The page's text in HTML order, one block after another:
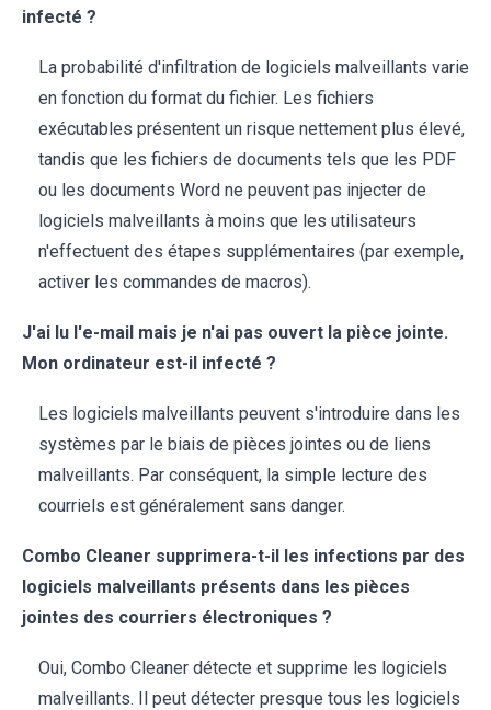
infecté ?
La probabilité d'infiltration de logiciels malveillants varie
en fonction du format du fichier. Les fichiers
exécutables présentent un risque nettement plus élevé,
tandis que les fichiers de documents tels que les PDF
ou les documents Word ne peuvent pas injecter de
logiciels malveillants à moins que les utilisateurs
n'effectuent des étapes supplémentaires (par exemple,
activer les commandes de macros).
J'ai lu l'e-mail mais je n'ai pas ouvert la pièce jointe.
Mon ordinateur est-il infecté ?
Les logiciels malveillants peuvent s'introduire dans les
systèmes par le biais de pièces jointes ou de liens
malveillants. Par conséquent, la simple lecture des
courriels est généralement sans danger.
Combo Cleaner supprimera-t-il les infections par des
logiciels malveillants présents dans les pièces
jointes des courriers électroniques ?
Oui, Combo Cleaner détecte et supprime les logiciels
malveillants. Il peut détecter presque tous les logiciels